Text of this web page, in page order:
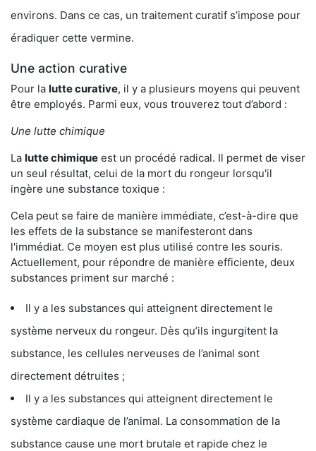
environs. Dans ce cas, un traitement curatif s’impose pour
éradiquer cette vermine.
Une action curative
Pour la lutte curative, il y a plusieurs moyens qui peuvent
être employés. Parmi eux, vous trouverez tout d’abord :
Une lutte chimique
La lutte chimique est un procédé radical. Il permet de viser
un seul résultat, celui de la mort du rongeur lorsqu'il
ingère une substance toxique :
Cela peut se faire de manière immédiate, c’est-à-dire que
les effets de la substance se manifesteront dans
l'immédiat. Ce moyen est plus utilisé contre les souris.
Actuellement, pour répondre de manière efficiente, deux
substances priment sur marché :
Il y a les substances qui atteignent directement le
système nerveux du rongeur. Dès qu’ils ingurgitent la
substance, les cellules nerveuses de l’animal sont
directement détruites ;
Il y a les substances qui atteignent directement le
système cardiaque de l’animal. La consommation de la
substance cause une mort brutale et rapide chez le